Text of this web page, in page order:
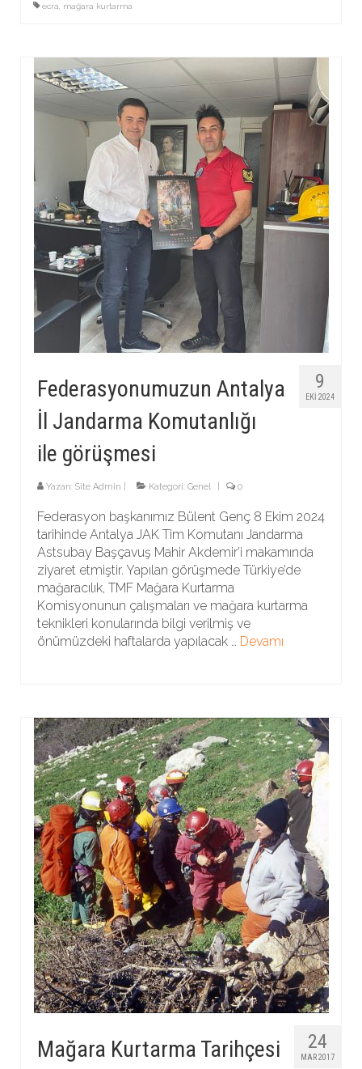
ecra mağara kurtarma
9
EKI 2024
Federasyonumuzun Antalya
İl Jandarma Komutanlığı
ile görüşmesi
Yazarı: Site Admin Kategori: Genel 0
Federasyon başkanımız Bülent Genç 8 Ekim 2024
tarihinde Antalya JAK Tim Komutanı Jandarma
Astsubay Başçavuş Mahir Akdemir’i makamında
ziyaret etmiştir. Yapılan görüşmede Türkiye’de
mağaracılık, TMF Mağara Kurtarma
Komisyonunun çalışmaları ve mağara kurtarma
teknikleri konularında bilgi verilmiş ve
önümüzdeki haftalarda yapılacak … Devamı
24
MAR 2017
Mağara Kurtarma Tarihçesi